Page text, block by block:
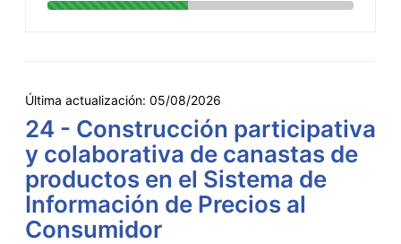
Última actualización: 05/08/2026
24 - Construcción participativa
y colaborativa de canastas de
productos en el Sistema de
Información de Precios al
Consumidor